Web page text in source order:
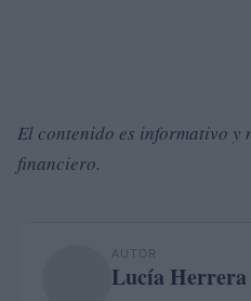
El contenido es informativo y
financiero.
AUTOR
Lucía Herrera